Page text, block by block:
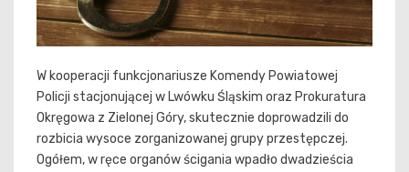
W kooperacji funkcjonariusze Komendy Powiatowej
Policji stacjonującej w Lwówku Śląskim oraz Prokuratura
Okręgowa z Zielonej Góry, skutecznie doprowadzili do
rozbicia wysoce zorganizowanej grupy przestępczej.
Ogółem, w ręce organów ścigania wpadło dwadzieścia